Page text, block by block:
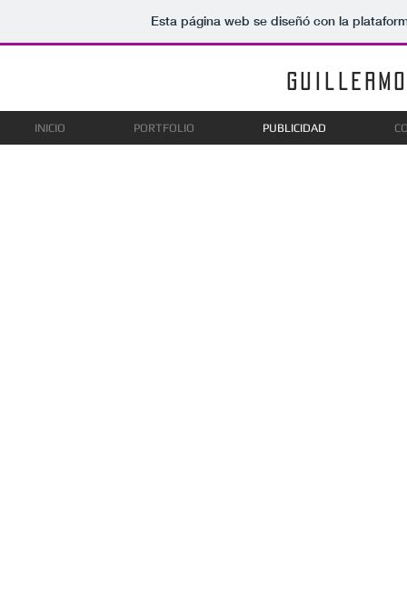
Esta página web se diseñó con la
INICIO PORTFOLIO PUBLICIDAD